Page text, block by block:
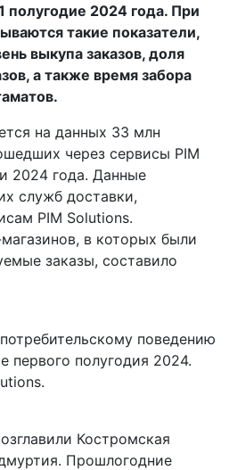
полугодие 2024 года. При
такие показатели,
выкупа заказов, доля
а также время забора
на данных 33 млн
через сервисы PIM
2024 года. Данные
служб доставки,
PIM Solutions.
в которых были
заказы, составило
Костромская
Прошлогодние